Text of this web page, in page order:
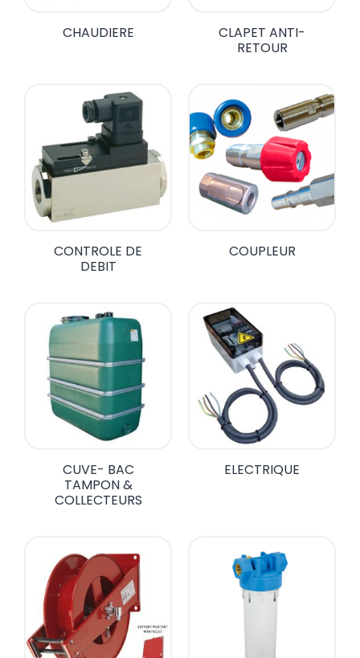
CHAUDIERE
CLAPET ANTI-
RETOUR
CONTROLE DE
DEBIT
COUPLEUR
CUVE- BAC
TAMPON &
COLLECTEURS
ELECTRIQUE